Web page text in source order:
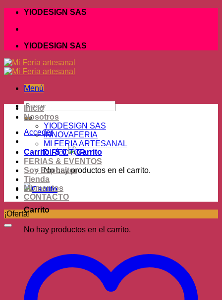
Skip
content
YIODESIGN SAS
YIODESIGN SAS
Menú
Buscar
por:
Acceder
Carrito /$0
No hay productos en el carrito.
Carrito
No hay productos en el carrito.
Inicio
Nosotros
YIODESIGN SAS
INNOVAFERIA
MI FERIA ARTESANAL
DIRECTOR
FERIAS & EVENTOS
Soy Expositor
Tienda
Momentos
CONTACTO
¡Oferta!